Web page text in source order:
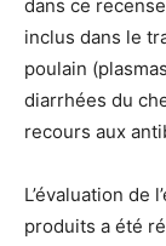
dans ce
inclus dans le
poulain
diarrhées du
recours aux
L’évaluation de
produits a été